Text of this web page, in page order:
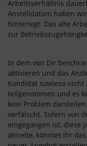
Arbeitsverhältnis
Anstelldatum haben
hinterlegt. Das alte
zur
In dem von Dir
aktivieren und das
Kandidat sowieso
teilgenommen und es
kein Problem
verfälscht. Sofern von
eingegangen ist, diese
ähnelte, könntet ihr